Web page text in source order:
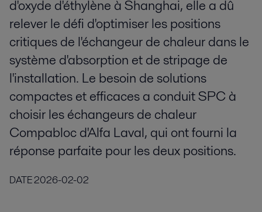
d'oxyde d'éthylène à Shanghai, elle a dû
relever le défi d'optimiser les positions
critiques de l'échangeur de chaleur dans le
système d'absorption et de stripage de
l'installation. Le besoin de solutions
compactes et efficaces a conduit SPC à
choisir les échangeurs de chaleur
Compabloc d'Alfa Laval, qui ont fourni la
réponse parfaite pour les deux positions.
DATE2026-02-02